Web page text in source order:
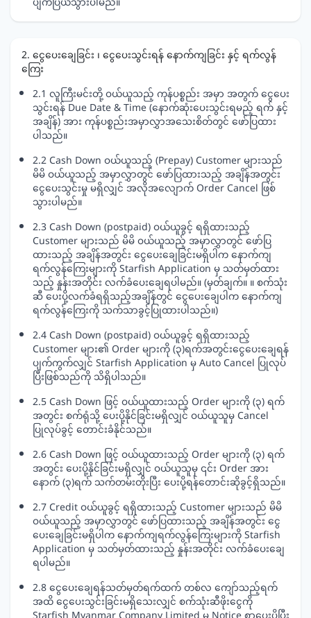
2. ငွေပေးချေခြင်း ၊ ငွေပေးသွင်းရန် နောက်ကျခြင်း နှင့် ရက်လွန်
ကြေး
2.1 လူကြီးမင်းတို့ ဝယ်ယူသည့် ကုန်ပစ္စည်း အမှာ အတွက် ငွေပေး
သွင်းရန် Due Date & Time (နောက်ဆုံးပေးသွင်းရမည့် ရက် နှင့်
အချိန်) အား ကုန်ပစ္စည်းအမှာလွှာအသေးစိတ်တွင် ဖော်ပြထား
ပါသည်။
2.2 Cash Down ဝယ်ယူသည့် (Prepay) Customer များသည်
မိမိ ဝယ်ယူသည့် အမှာလွှာတွင် ဖော်ပြထားသည့် အချိန်အတွင်း
ငွေပေးသွင်းမှု မရှိလျှင် အလိုအလျောက် Order Cancel ဖြစ်
သွားပါမည်။
2.3 Cash Down (postpaid) ဝယ်ယူခွင့် ရရှိထားသည့်
Customer များသည် မိမိ ဝယ်ယူသည့် အမှာလွှာတွင် ဖော်ပြ
ထားသည့် အချိန်အတွင်း ငွေပေးချေခြင်းမရှိပါက နောက်ကျ
ရက်လွန်ကြေးများကို Starfish Application မှ သတ်မှတ်ထား
သည့် နှုန်းအတိုင်း လက်ခံပေးချေရပါမည်။ (မှတ်ချက်။ ။ စက်သုံး
ဆီ ပေးပို့လက်ခံရရှိသည့်အချိန်တွင် ငွေပေးချေပါက နောက်ကျ
ရက်လွန်ကြေးကို သက်သာခွင့်ပြုထားပါသည်။)
2.4 Cash Down (postpaid) ဝယ်ယူခွင့် ရရှိထားသည့်
Customer များ၏ Order များကို (၃)ရက်အတွင်းငွေပေးချေရန်
ပျက်ကွက်လျှင် Starfish Application မှ Auto Cancel ပြုလုပ်
ပြီးဖြစ်သည်ကို သိရှိပါသည်။
2.5 Cash Down ဖြင့် ဝယ်ယူထားသည့် Order များကို (၃) ရက်
အတွင်း စက်ရုံသို့ ပေးပို့နိုင်ခြင်းမရှိလျှင် ဝယ်ယူသူမှ Cancel
ပြုလုပ်ခွင့် တောင်းခံနိုင်သည်။
2.6 Cash Down ဖြင့် ဝယ်ယူထားသည့် Order များကို (၃) ရက်
အတွင်း ပေးပို့နိုင်ခြင်းမရှိလျှင် ဝယ်ယူသူမှ ၎င်း Order အား
နောက် (၃)ရက် သက်တမ်းတိုးပြီး ပေးပို့ရန်တောင်းဆိုခွင့်ရှိသည်။
2.7 Credit ဝယ်ယူခွင့် ရရှိထားသည့် Customer များသည် မိမိ
ဝယ်ယူသည့် အမှာလွှာတွင် ဖော်ပြထားသည့် အချိန်အတွင်း ငွေ
ပေးချေခြင်းမရှိပါက နောက်ကျရက်လွန်ကြေးများကို Starfish
Application မှ သတ်မှတ်ထားသည့် နှုန်းအတိုင်း လက်ခံပေးချေ
ရပါမည်။
2.8 ငွေပေးချေရန်သတ်မှတ်ရက်ထက် တစ်လ ကျော်သည့်ရက်
အထိ ငွေပေးသွင်းခြင်းမရှိသေးလျှင် စက်သုံးဆီဖိုးငွေကို